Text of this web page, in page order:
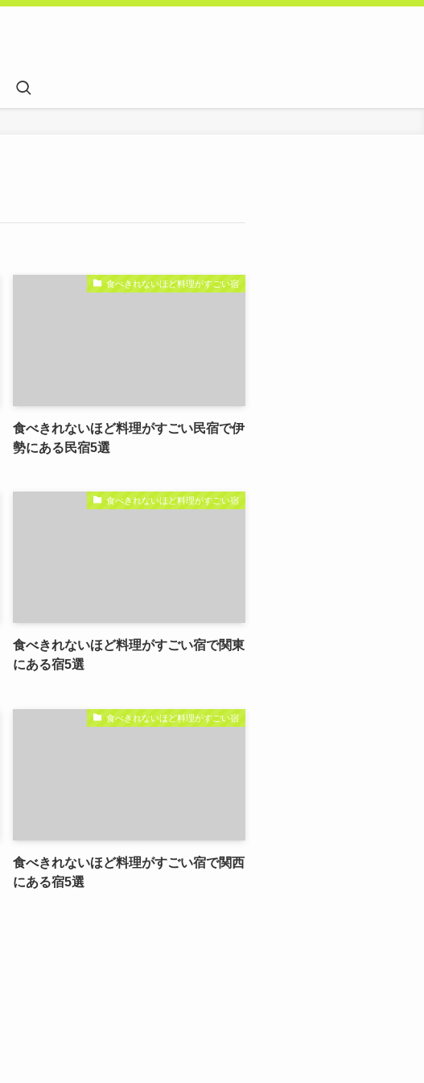
食べきれないほど料理がすごい宿
食べきれないほど料理がすごい民宿で伊
勢にある民宿5選
食べきれないほど料理がすごい宿
食べきれないほど料理がすごい宿で関東
にある宿5選
食べきれないほど料理がすごい宿
食べきれないほど料理がすごい宿で関西
にある宿5選